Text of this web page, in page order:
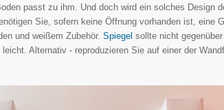
passt zu ihm. Und doch wird ein solches Design
Sie, sofern keine Öffnung vorhanden ist, eine
und weißem Zubehör. Spiegel sollte nicht
Alternativ - reproduzieren Sie auf einer der